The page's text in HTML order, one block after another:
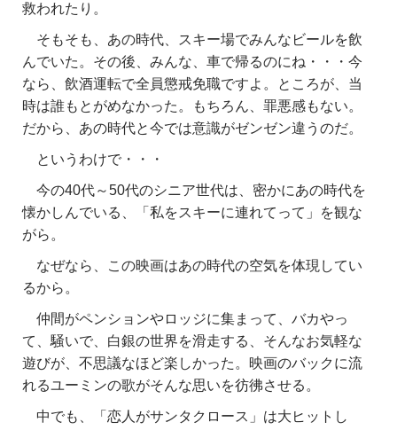
救われたり。
そもそも、あの時代、スキー場でみんなビールを飲
んでいた。その後、みんな、車で帰るのにね・・・今
なら、飲酒運転で全員懲戒免職ですよ。ところが、当
時は誰もとがめなかった。もちろん、罪悪感もない。
だから、あの時代と今では意識がゼンゼン違うのだ。
というわけで・・・
今の40代～50代のシニア世代は、密かにあの時代を
懐かしんでいる、「私をスキーに連れてって」を観な
がら。
なぜなら、この映画はあの時代の空気を体現してい
るから。
仲間がペンションやロッジに集まって、バカやっ
て、騒いで、白銀の世界を滑走する、そんなお気軽な
遊びが、不思議なほど楽しかった。映画のバックに流
れるユーミンの歌がそんな思いを彷彿させる。
中でも、「恋人がサンタクロース」は大ヒットし